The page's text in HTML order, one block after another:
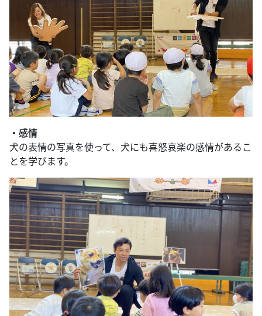
・感情
犬の表情の写真を使って、犬にも喜怒哀楽の感情があるこ
とを学びます。